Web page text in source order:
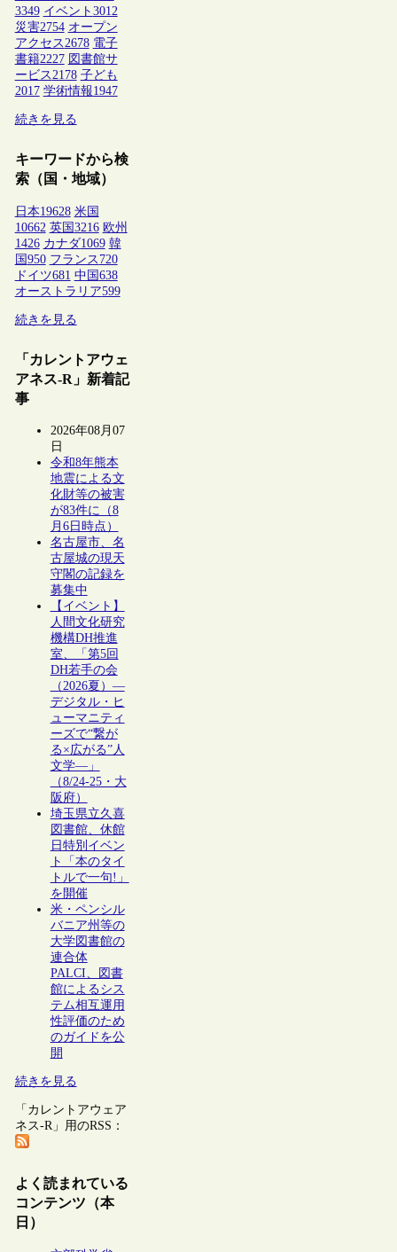
3349 イベント 3012
災害2754 オープン
アクセス2678 電子
書籍2227 図書館サ
ービス2178 子ども
2017 学術情報1947
続きを見る
キーワードから検
索（国・地域）
日本19628 米国
10662 英国3216 欧州
1426 カナダ1069 韓
国950 フランス 720
ドイツ681 中国638
オーストラリア599
続きを見る
「カレントアウェ
アネス-R」新着記
事
2026年08月07
日
令和8年熊本
地震による文
化財等の被害
が83件に（8
月6日時点）
名古屋市、名
古屋城の現天
守閣の記録を
募集中
【イベント】
人間文化研究
機構DH推進
室、「第5回
DH若手の会
（2026夏）―
デジタル・ヒ
ューマニティ
ーズで“繋が
る×広がる”人
文学―」
（8/24-25・大
阪府）
埼玉県立久喜
図書館、休館
日特別イベン
ト「本のタイ
トルで一句!」
を開催
米・ペンシル
バニア州等の
大学図書館の
連合体
PALCI、図書
館によるシス
テム相互運用
性評価のため
のガイドを公
開
続きを見る
「カレントアウェア
ネス-R」用のRSS：
よく読まれている
コンテンツ（本
日）